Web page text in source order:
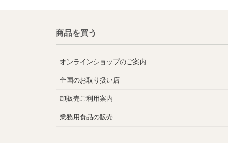
商品を買う
オンラインショップのご案内
全国のお取り扱い店
卸販売ご利用案内
業務用食品の販売